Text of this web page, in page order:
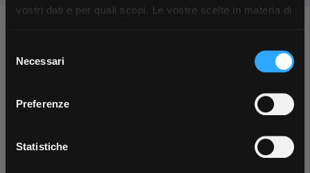
vostri dati e per quali scopi. Le vostre scelte in materia di
modificare o revocare il proprio consenso in qualsiasi
momento dalla Dichiarazione sui cookie o facendo clic
raccogliere informazioni sulla tua posizione
geografica, con un'approssimazione di qualche
delNecessari
Preferenze
Statistiche
×
App Rexel Italia
tutti i servizi ovunque tu sia!
Scarica ora
Fissa una consulenza